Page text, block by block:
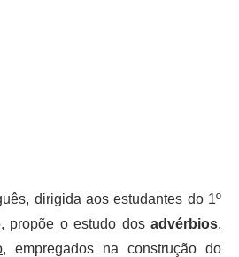
dirigida aos estudantes do 1º
propõe o estudo dos advérbios,
, empregados na construção do